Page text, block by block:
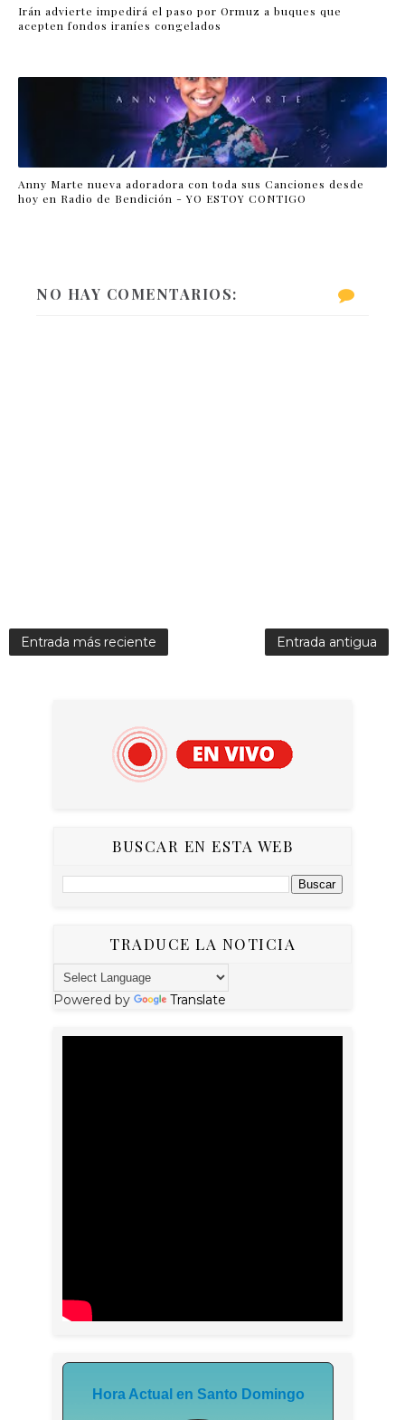
Irán advierte impedirá el paso por Ormuz a buques que
acepten fondos iraníes congelados
Anny Marte nueva adoradora con toda sus Canciones desde
hoy en Radio de Bendición - YO ESTOY CONTIGO
NO HAY COMENTARIOS:
Entrada más reciente Entrada antigua
BUSCAR EN ESTA WEB
TRADUCE LA NOTICIA
Powered by Translate
Hora Actual en Santo Domingo